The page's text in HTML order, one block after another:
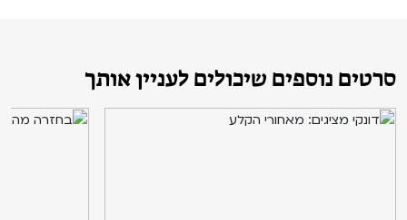
סרטים נוספים שיכולים לעניין אותך